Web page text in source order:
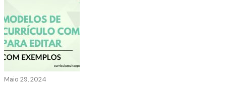
Maio 29, 2024